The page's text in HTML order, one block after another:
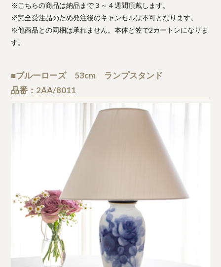
※こちらの商品は納品まで３～４週間頂戴します。
※完全受注品のため発注後のキャンセルは不可となります。
※他商品との同梱は承れません。本体と笠で2カートンになりま
す。
■ブルーローズ 53cm ランプスタンド
品番：2AA/8011